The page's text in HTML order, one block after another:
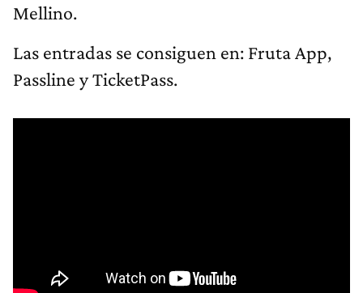
Mellino.
Las entradas se consiguen en: Fruta App,
Passline y TicketPass.